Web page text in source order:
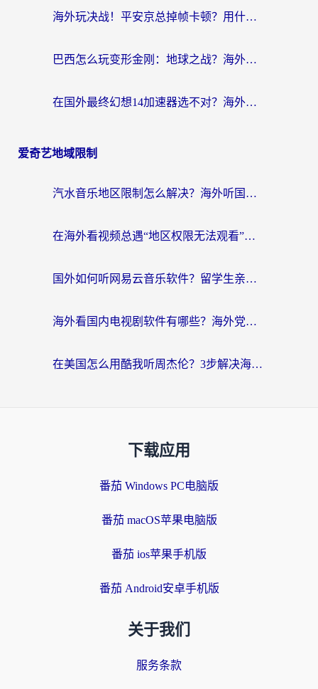
海外玩决战！平安京总掉帧卡顿？用什么加速器比较好？实测指南来了
巴西怎么玩变形金刚：地球之战？海外玩家国服游戏加速终极指南（附新诛仙延迟密室逃脱18解决办法）
在国外最终幻想14加速器选不对？海外玩家的国服游戏加速避坑指南
爱奇艺地域限制
汽水音乐地区限制怎么解决？海外听国内音乐的实用指南来了
在海外看视频总遇“地区权限无法观看”？这篇攻略帮你轻松解锁国内影视动漫
国外如何听网易云音乐软件？留学生亲测有效的回国加速方案
海外看国内电视剧软件有哪些？海外党专属追剧指南来了
在美国怎么用酷我听周杰伦？3步解决海外听歌地域限制，附QQ音乐网易云通用技巧
下载应用
番茄 Windows PC电脑版
番茄 macOS苹果电脑版
番茄 ios苹果手机版
番茄 Android安卓手机版
关于我们
服务条款